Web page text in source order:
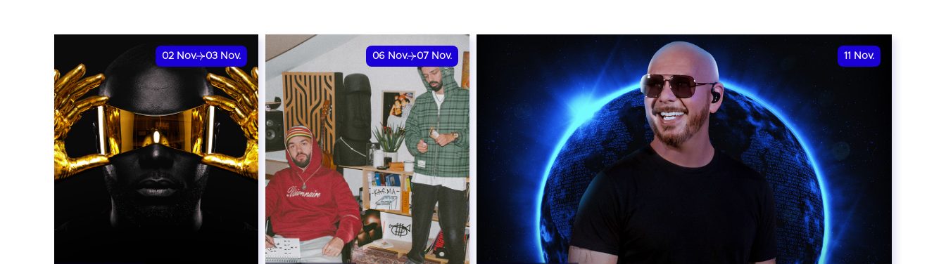
02 Nov. 03 Nov. 06 Nov. 07 Nov. 11 Nov.